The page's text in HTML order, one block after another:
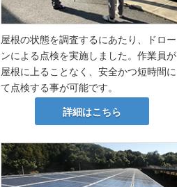
屋根の状態を調査するにあたり、ドロー
ンによる点検を実施しました。作業員が
屋根に上ることなく、安全かつ短時間に
て点検する事が可能です。
詳細はこちら